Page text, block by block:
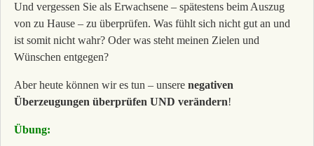
Und vergessen Sie als Erwachsene – spätestens beim Auszug
von zu Hause – zu überprüfen. Was fühlt sich nicht gut an und
ist somit nicht wahr? Oder was steht meinen Zielen und
Wünschen entgegen?
Aber heute können wir es tun – unsere negativen
Überzeugungen überprüfen UND verändern!
Übung: